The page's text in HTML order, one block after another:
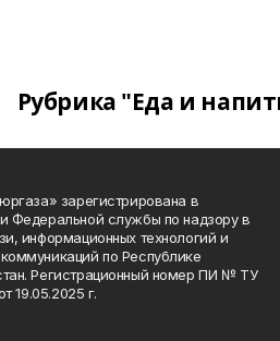
Рубрика "Еда и
зарегистрирована в
Федеральной службы по надзору в
информационных технологий и
по Республике
Регистрационный номер ПИ № ТУ
19.05.2025 г.